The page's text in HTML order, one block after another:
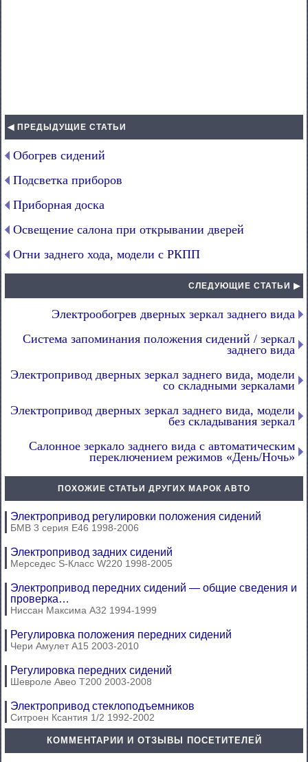
◀ ПРЕДЫДУЩИЕ СТАТЬИ
Обогрев сидений
Подсветка приборов
Приборная доска
Освещение салона при открывании дверей
Огни заднего хода, модели с РКПП
СЛЕДУЮЩИЕ СТАТЬИ ▶
Электрообогрев дверных зеркал заднего вида
Система запоминания положения сидений / зеркал
заднего вида
Электропривод дверных зеркал заднего вида, модели
со складными зеркалами
Электропривод дверных зеркал заднего вида, модели
без складывания зеркал
Салонное зеркало заднего вида с автоматическим
переключением режимов «День/Ночь»
ПОХОЖИЕ СТАТЬИ ДРУГИХ МАРОК АВТО
Электропривод регулировки положения сидений
БМВ 3 серия Е46 1998-2006
Электропривод задних сидений
Мерседес S-Класс W220 1998-2005
Электропривод передних сидений — общие сведения и
проверка…
Ниссан Максима А32 1994-1999
Регулировка положения передних сидений
Чери Амулет А15 2003-2010
Регулировка передних сидений
Шевроле Авео Т200 2003-2008
Электропривод стеклоподъемников
Ситроен Ксантия 1/2 1992-2002
КОММЕНТАРИИ И ОТЗЫВЫ ПОСЕТИТЕЛЕЙ